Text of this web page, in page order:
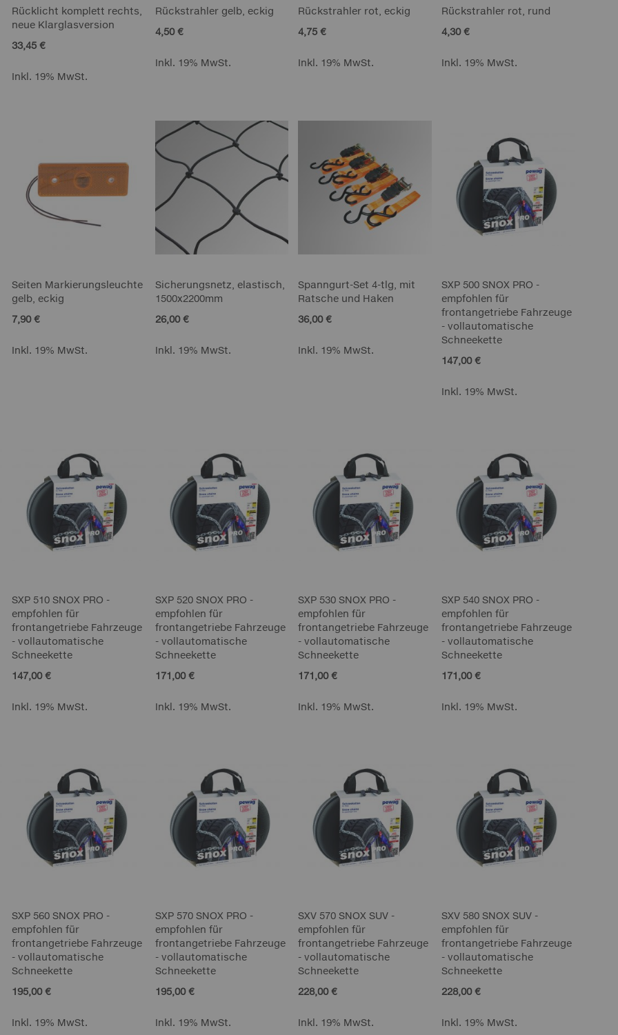
Rücklicht komplett rechts,
neue Klarglasversion
33,45 €
Inkl. 19% MwSt.
Rückstrahler gelb, eckig
4,50 €
Inkl. 19% MwSt.
Rückstrahler rot, eckig
4,75 €
Inkl. 19% MwSt.
Rückstrahler rot, rund
4,30 €
Inkl. 19% MwSt.
Seiten Markierungsleuchte
gelb, eckig
7,90 €
Inkl. 19% MwSt.
Sicherungsnetz, elastisch,
1500x2200mm
26,00 €
Inkl. 19% MwSt.
Spanngurt-Set 4-tlg, mit
Ratsche und Haken
36,00 €
Inkl. 19% MwSt.
SXP 500 SNOX PRO -
empfohlen für
frontangetriebe Fahrzeuge
- vollautomatische
Schneekette
147,00 €
Inkl. 19% MwSt.
SXP 510 SNOX PRO -
empfohlen für
frontangetriebe Fahrzeuge
- vollautomatische
Schneekette
147,00 €
Inkl. 19% MwSt.
SXP 520 SNOX PRO -
empfohlen für
frontangetriebe Fahrzeuge
- vollautomatische
Schneekette
171,00 €
Inkl. 19% MwSt.
SXP 530 SNOX PRO -
empfohlen für
frontangetriebe Fahrzeuge
- vollautomatische
Schneekette
171,00 €
Inkl. 19% MwSt.
SXP 540 SNOX PRO -
empfohlen für
frontangetriebe Fahrzeuge
- vollautomatische
Schneekette
171,00 €
Inkl. 19% MwSt.
SXP 560 SNOX PRO -
empfohlen für
frontangetriebe Fahrzeuge
- vollautomatische
Schneekette
195,00 €
Inkl. 19% MwSt.
SXP 570 SNOX PRO -
empfohlen für
frontangetriebe Fahrzeuge
- vollautomatische
Schneekette
195,00 €
Inkl. 19% MwSt.
SXV 570 SNOX SUV -
empfohlen für
frontangetriebe Fahrzeuge
- vollautomatische
Schneekette
228,00 €
Inkl. 19% MwSt.
SXV 580 SNOX SUV -
empfohlen für
frontangetriebe Fahrzeuge
- vollautomatische
Schneekette
228,00 €
Inkl. 19% MwSt.